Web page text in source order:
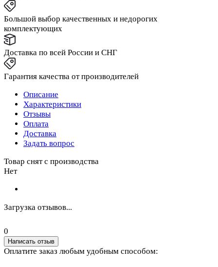
Большой выбор качественных и недорогих
комплектующих
Доставка по всей России и СНГ
Гарантия качества от производителей
Описание
Характеристики
Отзывы
Оплата
Доставка
Задать вопрос
Товар снят с производства
Нет
Загрузка отзывов...
0
Написать отзыв
Оплатите заказ любым удобным способом: